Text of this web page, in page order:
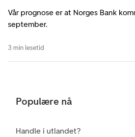
Vår prognose er at Norges Bank
september.
3 min lesetid
Populære nå
Handle i utlandet?